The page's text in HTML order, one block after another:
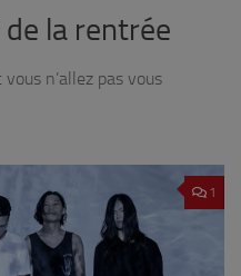
de la rentrée
n’allez pas vous
1